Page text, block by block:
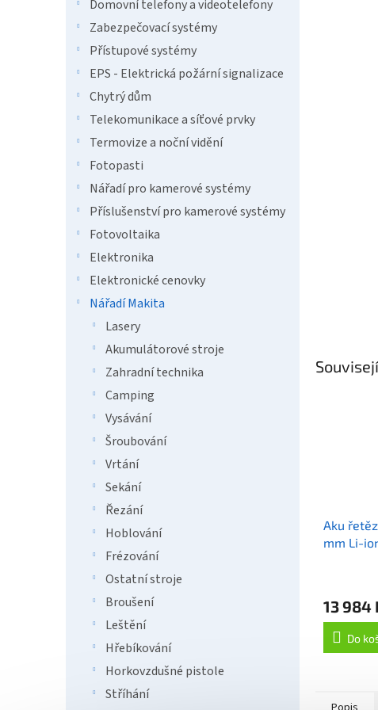
Domovní telefony a videotelefony
Zabezpečovací systémy
Přístupové systémy
EPS - Elektrická požární signalizace
Chytrý dům
Telekomunikace a síťové prvky
Termovize a noční vidění
Fotopasti
Nářadí pro kamerové systémy
Příslušenství pro kamerové systémy
Fotovoltaika
Elektronika
Elektronické cenovky
Nářadí Makita
Lasery
Akumulátorové stroje
Zahradní technika
Camping
Vysávání
Šroubování
Vrtání
Sekání
Řezání
Hoblování
Frézování
Ostatní stroje
Broušení
Leštění
Hřebíkování
Horkovzdušné pistole
Stříhání
Aku
mm Li-
13 984
Do